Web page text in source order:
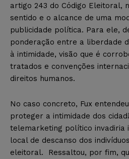
artigo 243 do Código Eleitoral,
sentido e o alcance de uma
publicidade política. Para ele,
ponderação entre a liberdade
à intimidade, visão que é
tratados e convenções
direitos humanos.
No caso concreto, Fux
proteger a intimidade dos
telemarketing político invadiria
local de descanso dos
eleitoral. Ressaltou, por fim,